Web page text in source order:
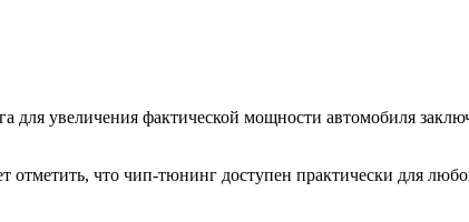
увеличения фактической мощности автомобиля
что чип-тюнинг доступен практически для